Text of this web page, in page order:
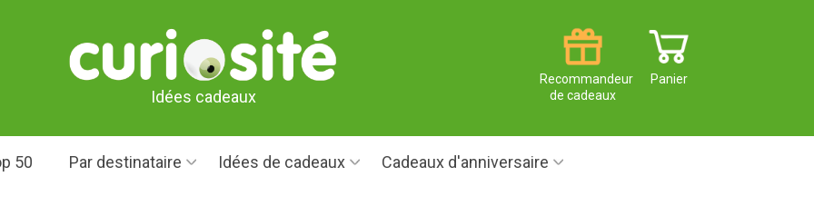
Idées cadeaux
Panier
Recommandeur
de cadeaux
50 Par destinataire Idées de cadeaux Cadeaux d'anniversaire